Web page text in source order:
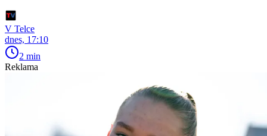
V Telce
dnes, 17:10
2 min
Reklama